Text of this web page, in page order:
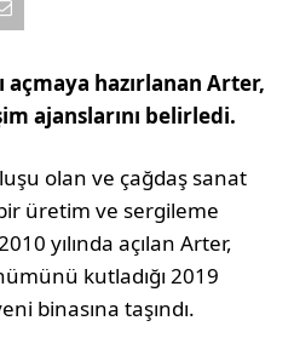
açmaya hazırlanan Arter,
ajanslarını belirledi.
olan ve çağdaş sanat
üretim ve sergileme
yılında açılan Arter,
kutladığı 2019
binasına taşındı.